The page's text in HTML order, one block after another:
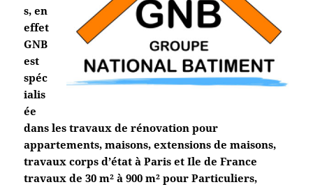
s, en
effet
GNB
est
spéc
ialis
ée
dans les travaux de rénovation pour
appartements, maisons, extensions de maisons,
travaux corps d’état à Paris et Ile de France
travaux de 30 m² à 900 m² pour Particuliers,